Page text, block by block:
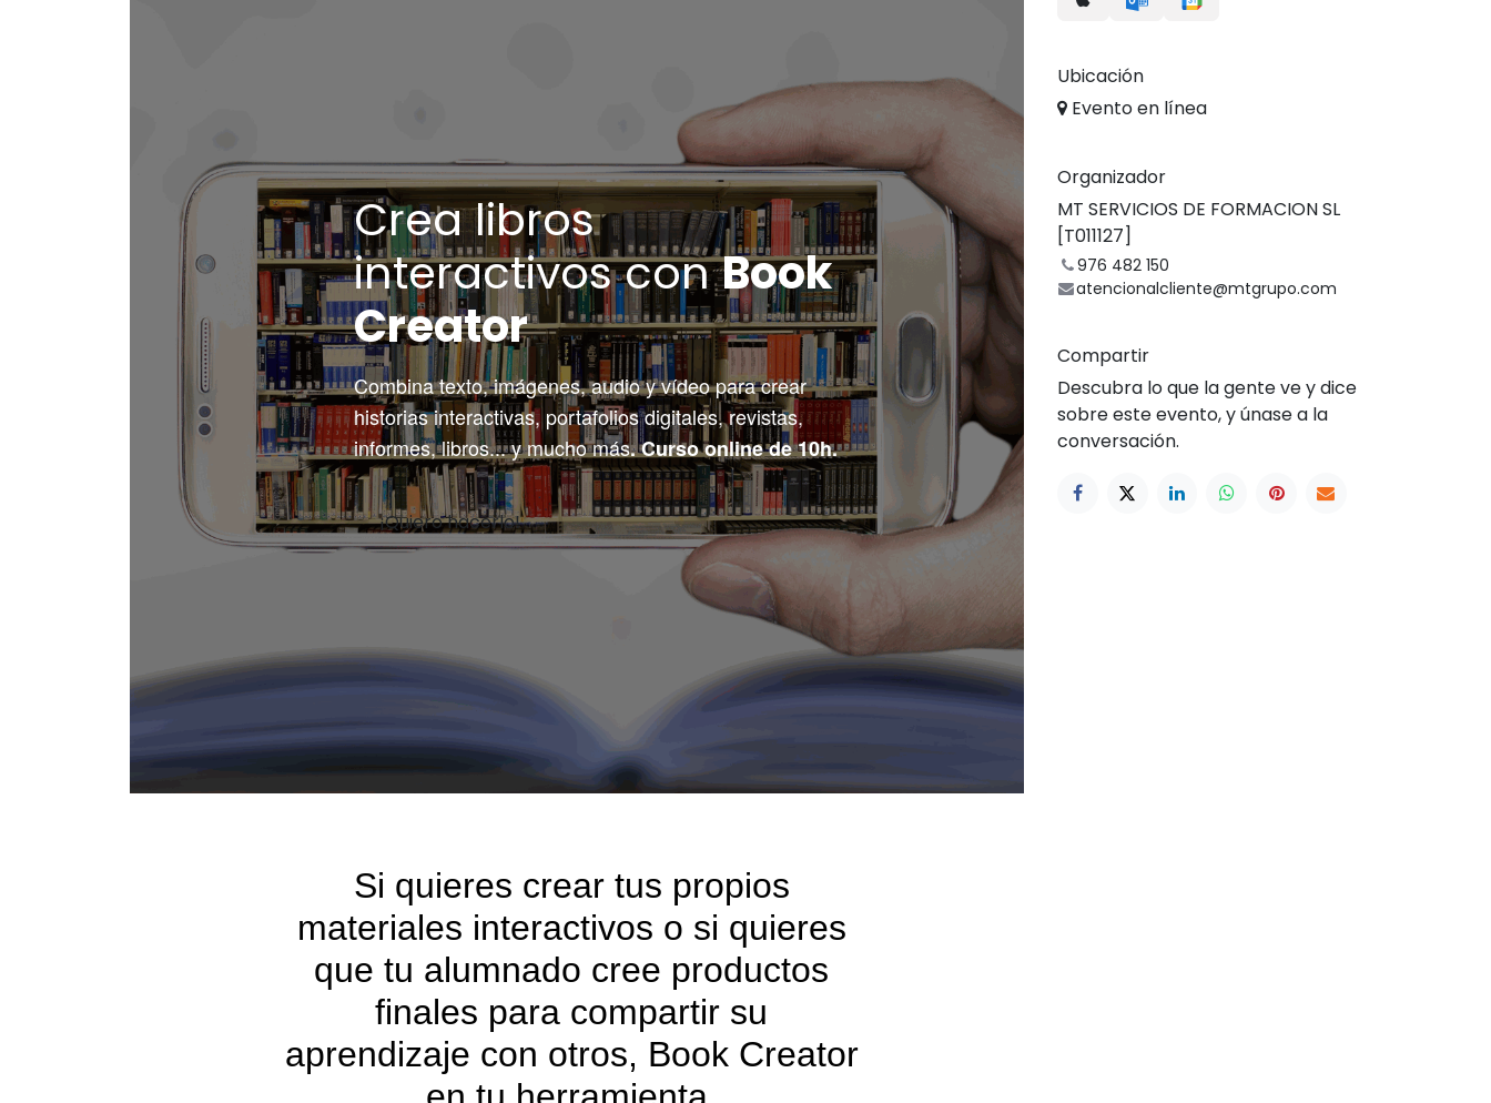
Crea libros
interactivos conBook
Creator
Combina texto, imágenes, audio y vídeo para crear
historias interactivas, portafolios digitales, revistas,
informes, libros... y mucho más. Curso online de 10h.
¡Quiero hacerlo!
Si quieres crear tus propios
materiales interactivos o si quieres
que tu alumnado cree productos
finales para compartir su
aprendizaje con otros, Book Creator
Ubicación
Evento en línea
Organizador
MT SERVICIOS DE FORMACION SL
[T011127]
976 482 150
atencionalcliente@mtgrupo.com
Compartir
Descubra lo que la gente ve y dice
sobre este evento, y únase a la
conversación.